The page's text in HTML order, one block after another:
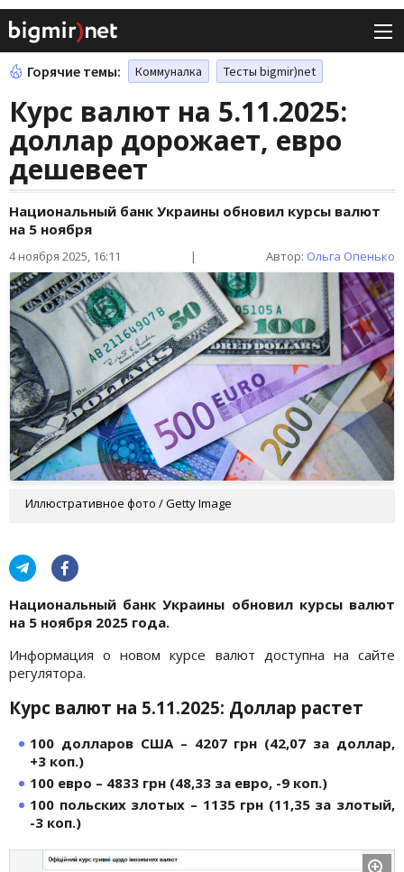
Горячие темы: Коммуналка Тесты bigmir)net
Курс валют на 5.11.2025:
доллар дорожает, евро
дешевеет
Национальный банк Украины обновил курсы валют
на 5 ноября
4 ноября 2025, 16:11 | Автор: Ольга Опенько
Иллюстративное фото / Getty Image
Национальный банк Украины обновил курсы валют
на 5 ноября 2025 года.
Информация о новом курсе валют доступна на сайте
регулятора.
Курс валют на 5.11.2025: Доллар растет
100 долларов США – 4207 грн (42,07 за доллар,
+3 коп.)
100 евро – 4833 грн (48,33 за евро, -9 коп.)
100 польских злотых – 1135 грн (11,35 за злотый,
-3 коп.)